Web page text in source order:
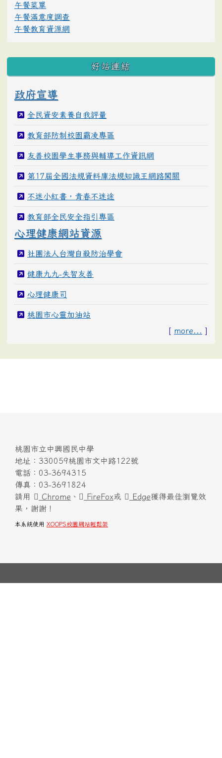
午餐菜單
午餐滿意度調查
午餐教育資源網
好站連結
政府宣導
全民資安素養自我評量
教育部防制校園霸凌專區
友善校園學生事務與輔導工作資訊網
第17屆全國法規資料庫法規知識王網路闖關
不迷小紅書，青春不迷途
教育部全民安全指引專區
心理健康網站資源
社團法人台灣自殺防治學會
健康九九-失智友善
心理健康司
桃園市心靈加油站
[ more... ]
桃園市立中興國民中學
地址：330059桃園市文中路122號
電話：03-3694315
傳真：03-3691824
請用
Chrome 、 FireFox或 Edge獲得最佳瀏覽效
果，謝謝！
本系統使用 XOOPS校園網站輕鬆架